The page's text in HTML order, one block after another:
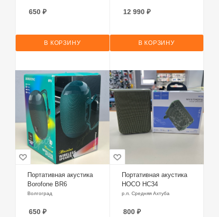
650 ₽
В КОРЗИНУ
12 990₽
В КОРЗИНУ
Портативная акустика
Borofone BR6
Волгоград
650 ₽
Портативная акустика
HOCO HC34
р.п. Средняя Ахтуба
800₽